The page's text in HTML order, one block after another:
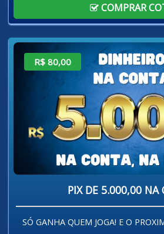
COMPRAR
R$ 80,00
PIX DE 5.000,00 NA
SÓ GANHA QUEM JOGA! E O